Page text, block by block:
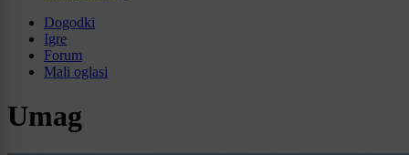
Dogodki
Igre
Forum
Mali oglasi
Umag